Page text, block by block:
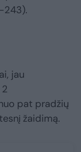
243).
jau
pat pradžių
žaidimą.